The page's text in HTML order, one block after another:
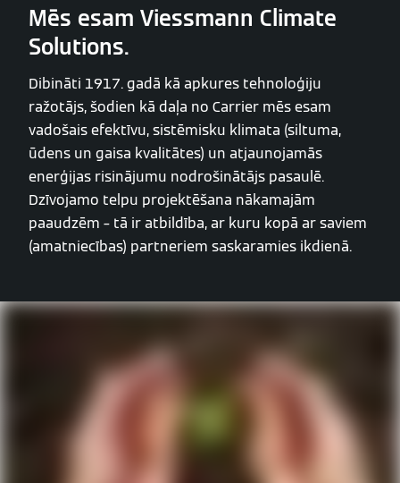
Mēs esam Viessmann Climate
Solutions.
Dibināti 1917. gadā kā apkures tehnoloģiju
ražotājs, šodien kā daļa no Carrier mēs esam
vadošais efektīvu, sistēmisku klimata (siltuma,
ūdens un gaisa kvalitātes) un atjaunojamās
enerģijas risinājumu nodrošinātājs pasaulē.
Dzīvojamo telpu projektēšana nākamajām
paaudzēm – tā ir atbildība, ar kuru kopā ar saviem
(amatniecības) partneriem saskaramies ikdienā.